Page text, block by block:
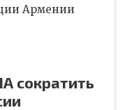
Армении
сократить